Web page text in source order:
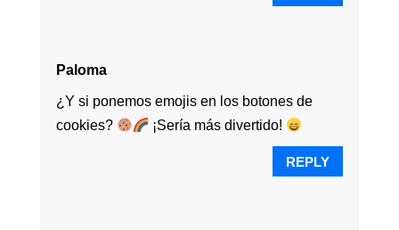
Paloma
¿Y si ponemos emojis en los botones de
cookies?
¡Sería más divertido!
REPLY